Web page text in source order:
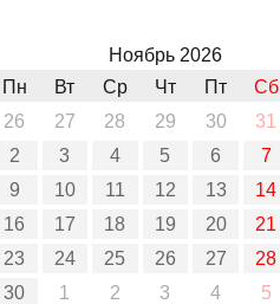
Ноябрь 2026
Пн
Вт Ср Чт Пт Сб
26
27 28 29 30 31
2
3 4 5 6 7
9
10 11 12 13 14
16
17 18 19 20 21
23
24 25 26 27 28
30
1 2 3 4 5